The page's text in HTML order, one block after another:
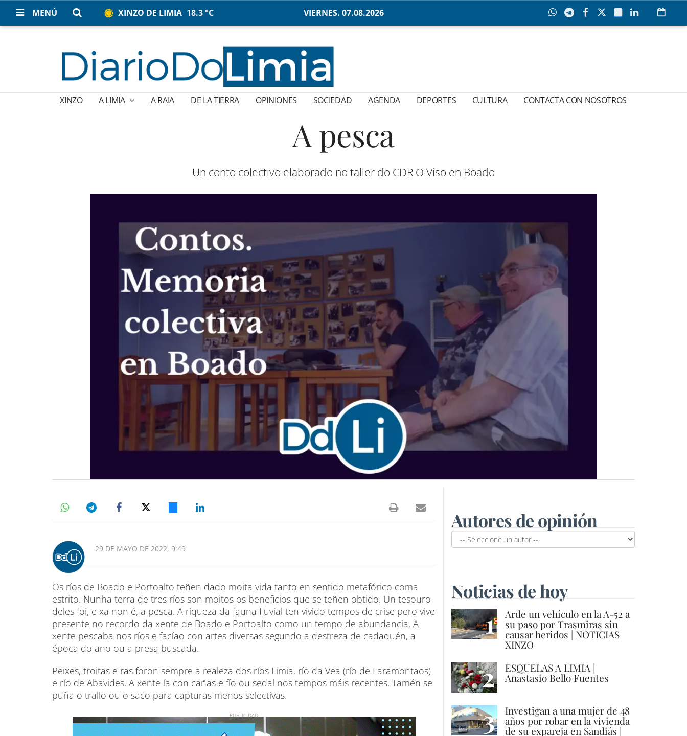
MENÚ XINZO DE LIMIA 18.3 °C VIERNES. 07.08.2026
XINZO A LIMIA A RAIA DE LA TIERRA OPINIONES SOCIEDAD AGENDA DEPORTES CULTURA CONTACTA CON NOSOTROS
A pesca
Un conto colectivo elaborado no taller do CDR O Viso en Boado
29 DE MAYO DE 2022, 9:49
Os ríos de Boado e Portoalto teñen dado moita vida tanto en sentido metafórico coma
estrito. Nunha terra de tres ríos son moitos os beneficios que se teñen obtido. Un tesouro
deles foi, e xa non é, a pesca. A riqueza da fauna fluvial ten vivido tempos de crise pero vive
presente no recordo da xente de Boado e Portoalto como un tempo de abundancia. A
xente pescaba nos ríos e facíao con artes diversas segundo a destreza de cadaquén, a
época do ano ou a presa buscada.
Peixes, troitas e ras foron sempre a realeza dos ríos Limia, río da Vea (río de Faramontaos)
e río de Abavides. A xente ía con cañas e fío ou sedal nos tempos máis recentes. Tamén se
puña o trallo ou o saco para capturas menos selectivas.
Autores de opinión
Noticias de hoy
1 Arde un vehículo en la A-52 a
su paso por Trasmiras sin
causar heridos | NOTICIAS
XINZO
2 ESQUELAS A LIMIA |
Anastasio Bello Fuentes
3 Investigan a una mujer de 48
años por robar en la vivienda
de su expareja en Sandiás |